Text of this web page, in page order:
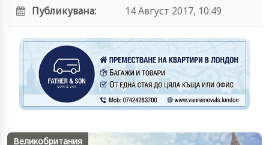
Публикувана:
14 Август 2017, 10:49
Великобритания